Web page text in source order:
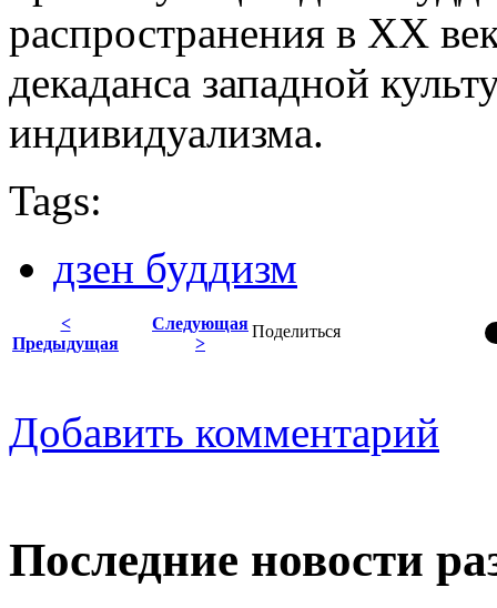
распространения в ХХ
декаданса западной
индивидуализма.
Tags:
дзен буддизм
Поделиться
<
Предыдущая
Следующая
>
Добавить комментарий
Последние новости